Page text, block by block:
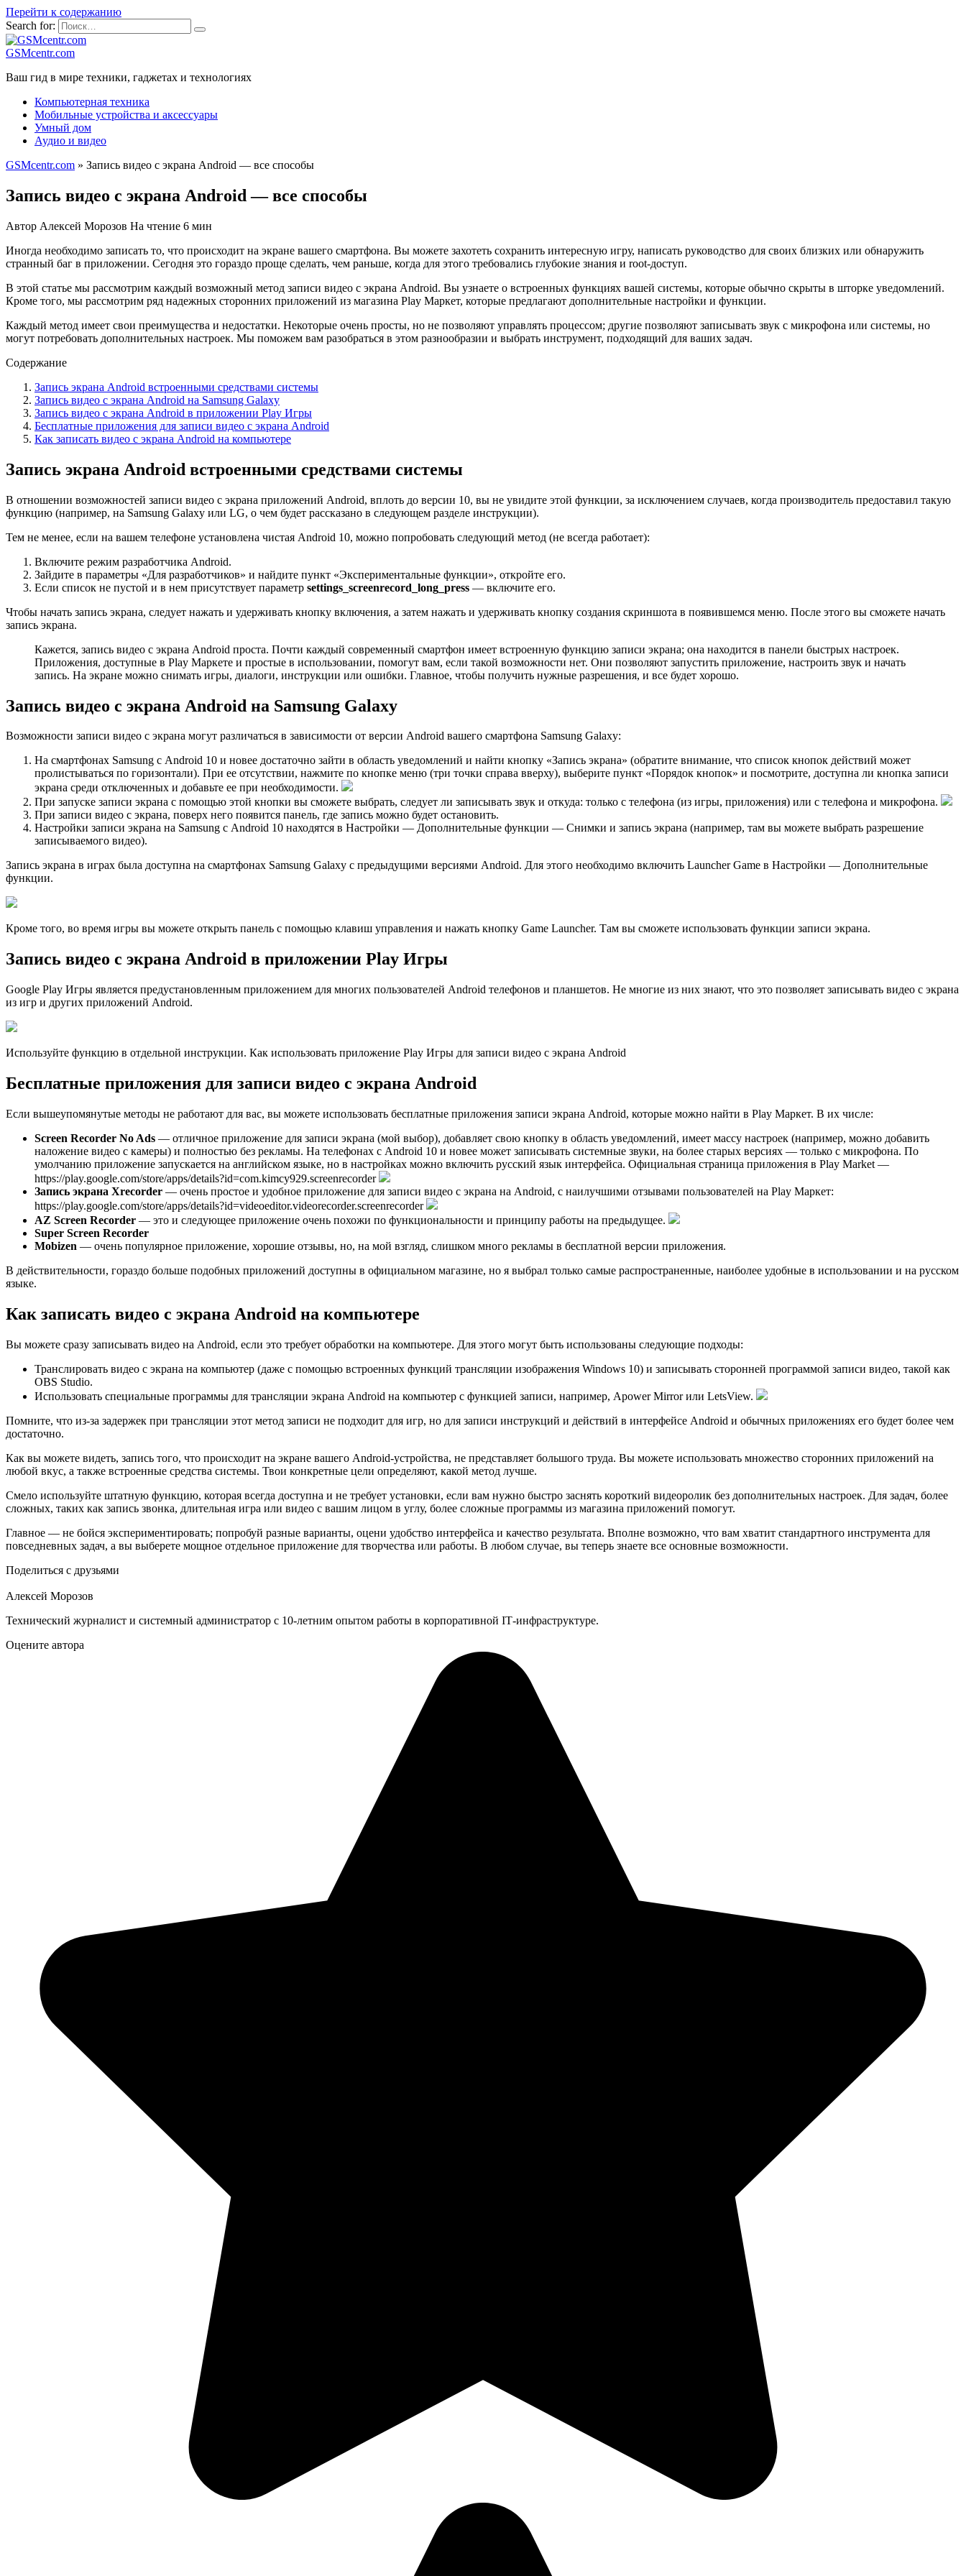
Перейти к содержанию
Search for:
GSMcentr.com
Ваш гид в мире техники, гаджетах и технологиях
Компьютерная техника
Мобильные устройства и аксессуары
Умный дом
Аудио и видео
GSMcentr.com » Запись видео с экрана Android — все способы
Запись видео с экрана Android — все способы
Автор Алексей Морозов На чтение 6 мин
Иногда необходимо записать то, что происходит на экране вашего смартфона. Вы можете захотеть сохранить интересную игру, написать руководство для своих близких или обнаружить
странный баг в приложении. Сегодня это гораздо проще сделать, чем раньше, когда для этого требовались глубокие знания и root-доступ.
В этой статье мы рассмотрим каждый возможный метод записи видео с экрана Android. Вы узнаете о встроенных функциях вашей системы, которые обычно скрыты в шторке уведомлений.
Кроме того, мы рассмотрим ряд надежных сторонних приложений из магазина Play Маркет, которые предлагают дополнительные настройки и функции.
Каждый метод имеет свои преимущества и недостатки. Некоторые очень просты, но не позволяют управлять процессом; другие позволяют записывать звук с микрофона или системы, но
могут потребовать дополнительных настроек. Мы поможем вам разобраться в этом разнообразии и выбрать инструмент, подходящий для ваших задач.
Содержание
Запись экрана Android встроенными средствами системы
Запись видео с экрана Android на Samsung Galaxy
Запись видео с экрана Android в приложении Play Игры
Бесплатные приложения для записи видео с экрана Android
Как записать видео с экрана Android на компьютере
Запись экрана Android встроенными средствами системы
В отношении возможностей записи видео с экрана приложений Android, вплоть до версии 10, вы не увидите этой функции, за исключением случаев, когда производитель предоставил такую
функцию (например, на Samsung Galaxy или LG, о чем будет рассказано в следующем разделе инструкции).
Тем не менее, если на вашем телефоне установлена чистая Android 10, можно попробовать следующий метод (не всегда работает):
Включите режим разработчика Android.
Зайдите в параметры «Для разработчиков» и найдите пункт «Экспериментальные функции», откройте его.
Если список не пустой и в нем присутствует параметр settings_screenrecord_long_press — включите его.
Чтобы начать запись экрана, следует нажать и удерживать кнопку включения, а затем нажать и удерживать кнопку создания скриншота в появившемся меню. После этого вы сможете начать
запись экрана.
Кажется, запись видео с экрана Android проста. Почти каждый современный смартфон имеет встроенную функцию записи экрана; она находится в панели быстрых настроек.
Приложения, доступные в Play Маркете и простые в использовании, помогут вам, если такой возможности нет. Они позволяют запустить приложение, настроить звук и начать
запись. На экране можно снимать игры, диалоги, инструкции или ошибки. Главное, чтобы получить нужные разрешения, и все будет хорошо.
Запись видео с экрана Android на Samsung Galaxy
Возможности записи видео с экрана могут различаться в зависимости от версии Android вашего смартфона Samsung Galaxy:
На смартфонах Samsung с Android 10 и новее достаточно зайти в область уведомлений и найти кнопку «Запись экрана» (обратите внимание, что список кнопок действий может
пролистываться по горизонтали). При ее отсутствии, нажмите по кнопке меню (три точки справа вверху), выберите пункт «Порядок кнопок» и посмотрите, доступна ли кнопка записи
экрана среди отключенных и добавьте ее при необходимости.
При запуске записи экрана с помощью этой кнопки вы сможете выбрать, следует ли записывать звук и откуда: только с телефона (из игры, приложения) или с телефона и микрофона.
При записи видео с экрана, поверх него появится панель, где запись можно будет остановить.
Настройки записи экрана на Samsung с Android 10 находятся в Настройки — Дополнительные функции — Снимки и запись экрана (например, там вы можете выбрать разрешение
записываемого видео).
Запись экрана в играх была доступна на смартфoнах Samsung Galaxy с предыдущими версиями Android. Для этого необходимо включить Launcher Game в Настройки — Дополнительные
функции.
Кроме того, во время игры вы можете открыть панель с помощью клавиш управления и нажать кнопку Game Launcher. Там вы сможете использовать функции записи экрана.
Запись видео с экрана Android в приложении Play Игры
Google Play Игры является предустановленным приложением для многих пользователей Android телефонов и планшетов. Не многие из них знают, что это позволяет записывать видео с экрана
из игр и других приложений Android.
Используйте функцию в отдельной инструкции. Как использовать приложение Play Игры для записи видео с экрана Android
Бесплатные приложения для записи видео с экрана Android
Если вышеупомянутые методы не работают для вас, вы можете использовать бесплатные приложения записи экрана Android, которые можно найти в Play Маркет. В их числе:
Screen Recorder No Ads — отличное приложение для записи экрана (мой выбор), добавляет свою кнопку в область уведомлений, имеет массу настроек (например, можно добавить
наложение видео с камеры) и полностью без рекламы. На телефонах с Android 10 и новее может записывать системные звуки, на более старых версиях — только с микрофона. По
умолчанию приложение запускается на английском языке, но в настройках можно включить русский язык интерфейса. Официальная страница приложения в Play Market —
https://play.google.com/store/apps/details?id=com.kimcy929.screenrecorder
Запись экрана Xrecorder — очень простое и удобное приложение для записи видео с экрана на Android, с наилучшими отзывами пользователей на Play Маркет:
https://play.google.com/store/apps/details?id=videoeditor.videorecorder.screenrecorder
AZ Screen Recorder — это и следующее приложение очень похожи по функциональности и принципу работы на предыдущее.
Super Screen Recorder
Mobizen — очень популярное приложение, хорошие отзывы, но, на мой взгляд, слишком много рекламы в бесплатной версии приложения.
В действительности, гораздо больше подобных приложений доступны в официальном магазине, но я выбрал только самые распространенные, наиболее удобные в использовании и на русском
языке.
Как записать видео с экрана Android на компьютере
Вы можете сразу записывать видео на Android, если это требует обработки на компьютере. Для этого могут быть использованы следующие подходы:
Транслировать видео с экрана на компьютер (даже с помощью встроенных функций трансляции изображения Windows 10) и записывать сторонней программой записи видео, такой как
OBS Studio.
Использовать специальные программы для трансляции экрана Android на компьютер с функцией записи, например, Apower Mirror или LetsView.
Помните, что из-за задержек при трансляции этот метод записи не подходит для игр, но для записи инструкций и действий в интерфейсе Android и обычных приложениях его будет более чем
достаточно.
Как вы можете видеть, запись того, что происходит на экране вашего Android-устройства, не представляет большого труда. Вы можете использовать множество сторонних приложений на
любой вкус, а также встроенные средства системы. Твои конкретные цели определяют, какой метод лучше.
Смело используйте штатную функцию, которая всегда доступна и не требует установки, если вам нужно быстро заснять короткий видеоролик без дополнительных настроек. Для задач, более
сложных, таких как запись звонка, длительная игра или видео с вашим лицом в углу, более сложные программы из магазина приложений помогут.
Главное — не бойся экспериментировать; попробуй разные варианты, оцени удобство интерфейса и качество результата. Вполне возможно, что вам хватит стандартного инструмента для
повседневных задач, а вы выберете мощное отдельное приложение для творчества или работы. В любом случае, вы теперь знаете все основные возможности.
Поделиться с друзьями
Алексей Морозов
Технический журналист и системный администратор с 10‑летним опытом работы в корпоративной IT‑инфраструктуре.
Оцените автора